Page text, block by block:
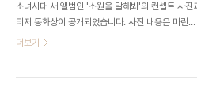
소녀시대 새 앨범인 '소원을 말해봐'의 컨셉트 사진
티저 동화상이 공개되었습니다. 사진 내용은 마린룩
이라고 해군복을 입고 찍은 겁니다. 머리를 갈색톤이
더보기